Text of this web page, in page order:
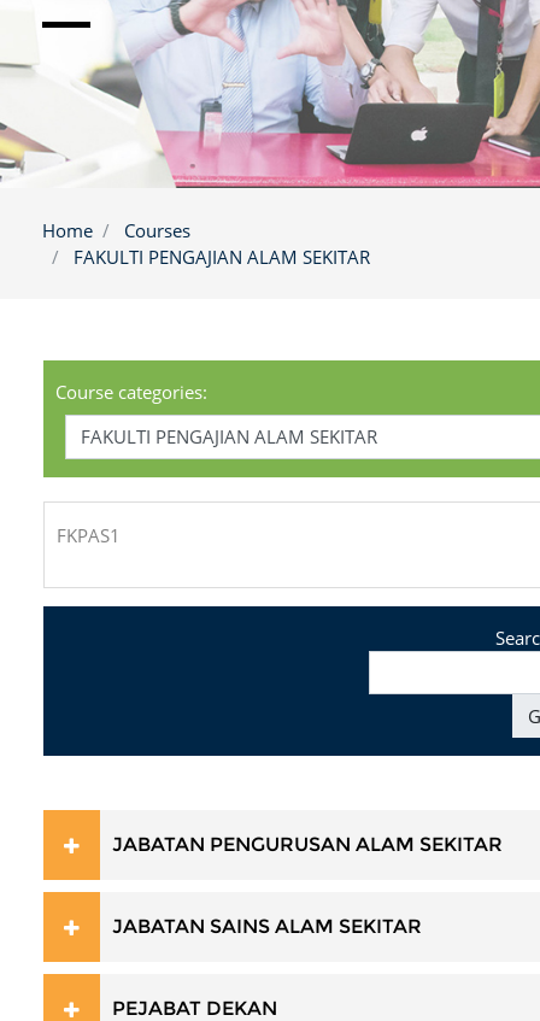
Home
Courses
FAKULTI PENGAJIAN ALAM SEKITAR
Course categories:
FKPAS1
JABATAN PENGURUSAN ALAM SEKITAR
JABATAN SAINS ALAM SEKITAR
PEJABAT DEKAN